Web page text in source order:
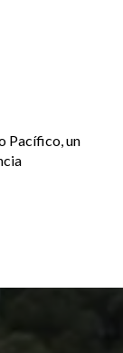
Pacífico, un